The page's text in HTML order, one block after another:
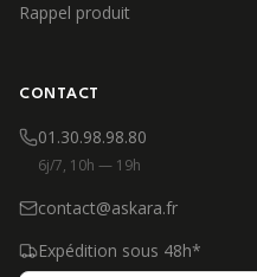
Rappel produit
CONTACT
01.30.98.98.80
6j/7, 10h — 19h
contact@askara.fr
Expédition sous 48h*